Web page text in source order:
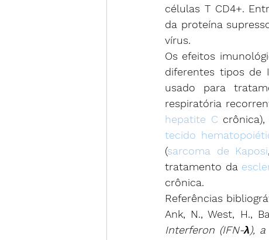
células T CD4+.
da proteína
vírus.
Os efeitos
diferentes tipos de
usado para
respiratória
hepatite C
tecido
(sarcoma de Kaposi
tratamento da
crônica.
Referências
Ank, N., West, H.,
Interferon (IFN-λ),